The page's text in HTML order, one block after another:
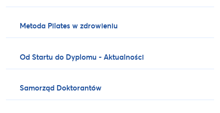
Metoda Pilates w zdrowieniu
Od Startu do Dyplomu - Aktualności
Samorząd Doktorantów